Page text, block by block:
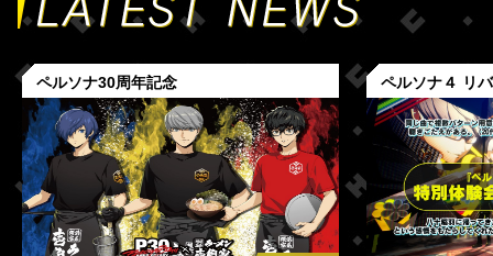
ペルソナ30周年記念 ペルソナ４ リ